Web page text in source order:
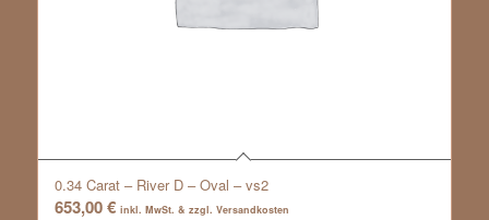
0.34 Carat – River D – Oval – vs2
653,00€ inkl. MwSt. & zzgl. Versandkosten